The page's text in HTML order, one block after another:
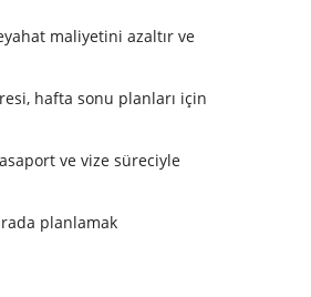
maliyetini azaltır ve
hafta sonu planları için
ve vize süreciyle
planlamak